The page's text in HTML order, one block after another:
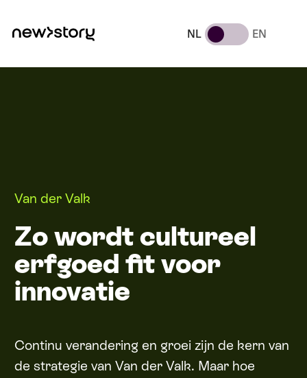
NL EN
Van der Valk
Zo wordt cultureel
erfgoed fit voor
innovatie
Continu verandering en groei zijn de kern van
de strategie van Van der Valk. Maar hoe